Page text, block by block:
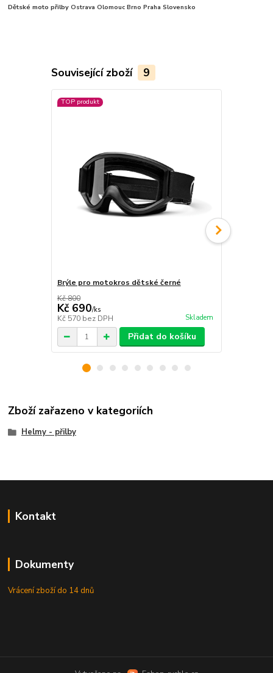
Dětské moto přilbyOstrava Olomouc Brno Praha Slovensko
Související zboží 9
TOP produkt
Brýle pro motokros dětské černé
Kč 800
Kč 690/ks
Kč 570 bez DPH Skladem
Přidat do košíku
Zboží zařazeno v kategoriích
Helmy - přilby
Kontakt
Dokumenty
Vrácení zboží do 14 dnů